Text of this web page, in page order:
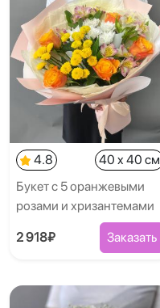
4.8
40 x 40 см
Букет с 5 оранжевыми
розами и хризантемами
2 918₽ Заказать